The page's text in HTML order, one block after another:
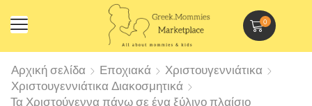
0
Αρχική σελίδα Εποχιακά
Χριστουγεννιάτικα
Χριστουγεννιάτικα Διακοσμητικά
Τα Χριστούγεννα πάνω σε ένα ξύλινο πλαίσιο